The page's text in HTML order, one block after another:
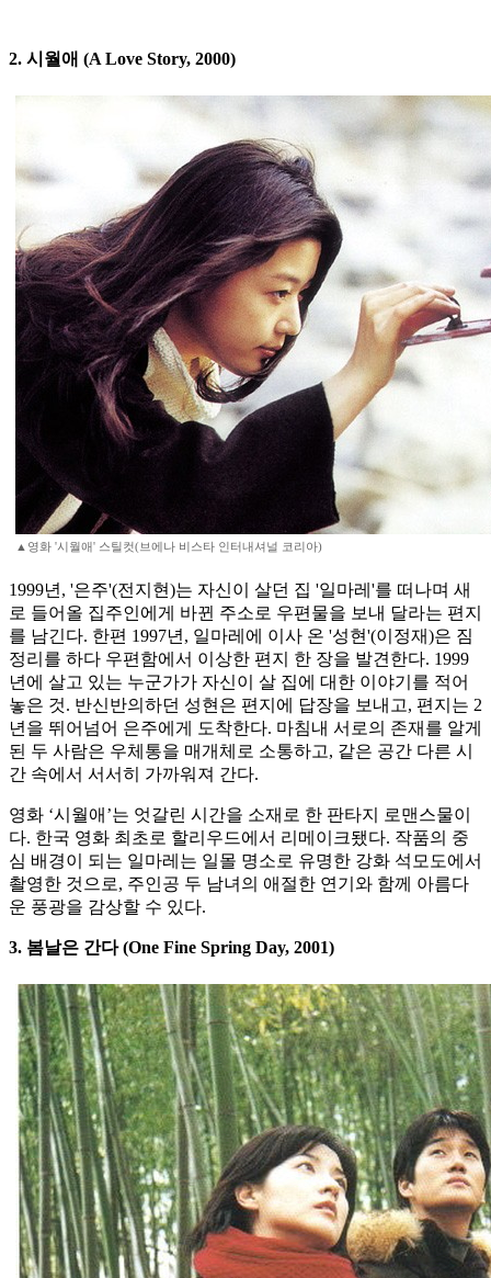
2. 시월애 (A Love Story, 2000)
▲영화 '시월애' 스틸컷(브에나 비스타 인터내셔널 코리아)
1999년, '은주'(전지현)는 자신이 살던 집 '일마레'를 떠나며 새
로 들어올 집주인에게 바뀐 주소로 우편물을 보내 달라는 편지
를 남긴다. 한편 1997년, 일마레에 이사 온 '성현'(이정재)은 짐
정리를 하다 우편함에서 이상한 편지 한 장을 발견한다. 1999
년에 살고 있는 누군가가 자신이 살 집에 대한 이야기를 적어
놓은 것. 반신반의하던 성현은 편지에 답장을 보내고, 편지는 2
년을 뛰어넘어 은주에게 도착한다. 마침내 서로의 존재를 알게
된 두 사람은 우체통을 매개체로 소통하고, 같은 공간 다른 시
간 속에서 서서히 가까워져 간다.
영화 ‘시월애’는 엇갈린 시간을 소재로 한 판타지 로맨스물이
다. 한국 영화 최초로 할리우드에서 리메이크됐다. 작품의 중
심 배경이 되는 일마레는 일몰 명소로 유명한 강화 석모도에서
촬영한 것으로, 주인공 두 남녀의 애절한 연기와 함께 아름다
운 풍광을 감상할 수 있다.
3. 봄날은 간다 (One Fine Spring Day, 2001)